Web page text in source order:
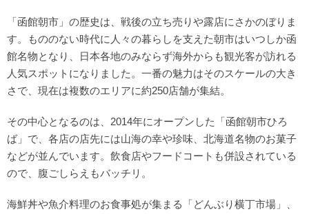
「函館朝市」の歴史は、戦後の立ち売りや露店にさかのぼりま
す。もののない時代に人々の暮らしを支えた朝市はいつしか函
館名物となり、日本各地のみならず海外からも観光客が訪れる
人気スポットになりました。一番の魅力はそのスケールの大き
さで、現在は複数のエリアに約250店舗が集結。
その中心となるのは、2014年にオープンした「函館朝市ひろ
ば」で、各店の店先には山海の幸や珍味、北海道名物のお菓子
などが並んでいます。飲食店やフードコートも併設されている
ので、腹ごしらえもバッチリ。
海鮮丼や魚介料理のお食事処が集まる「どんぶり横丁市場」、